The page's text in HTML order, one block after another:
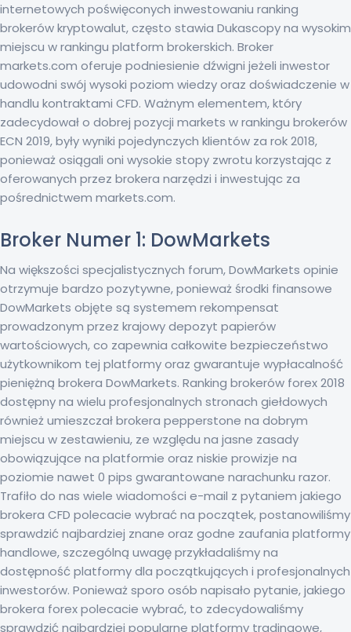
internetowych poświęconych inwestowaniu ranking
brokerów kryptowalut, często stawia Dukascopy na wysokim
miejscu w rankingu platform brokerskich. Broker
markets.com oferuje podniesienie dźwigni jeżeli inwestor
udowodni swój wysoki poziom wiedzy oraz doświadczenie w
handlu kontraktami CFD. Ważnym elementem, który
zadecydował o dobrej pozycji markets w rankingu brokerów
ECN 2019, były wyniki pojedynczych klientów za rok 2018,
ponieważ osiągali oni wysokie stopy zwrotu korzystając z
oferowanych przez brokera narzędzi i inwestując za
pośrednictwem markets.com.
Broker Numer 1: DowMarkets
Na większości specjalistycznych forum, DowMarkets opinie
otrzymuje bardzo pozytywne, ponieważ środki finansowe
DowMarkets objęte są systemem rekompensat
prowadzonym przez krajowy depozyt papierów
wartościowych, co zapewnia całkowite bezpieczeństwo
użytkownikom tej platformy oraz gwarantuje wypłacalność
pieniężną brokera DowMarkets. Ranking brokerów forex 2018
dostępny na wielu profesjonalnych stronach giełdowych
również umieszczał brokera pepperstone na dobrym
miejscu w zestawieniu, ze względu na jasne zasady
obowiązujące na platformie oraz niskie prowizje na
poziomie nawet 0 pips gwarantowane narachunku razor.
Trafiło do nas wiele wiadomości e-mail z pytaniem jakiego
brokera CFD polecacie wybrać na początek, postanowiliśmy
sprawdzić najbardziej znane oraz godne zaufania platformy
handlowe, szczególną uwagę przykładaliśmy na
dostępność platformy dla początkujących i profesjonalnych
inwestorów. Ponieważ sporo osób napisało pytanie, jakiego
brokera forex polecacie wybrać, to zdecydowaliśmy
sprawdzić najbardziej popularne platformy tradingowe,